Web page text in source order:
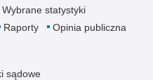
Wybrane statystyki
Raporty Opinia publiczna
sądowe